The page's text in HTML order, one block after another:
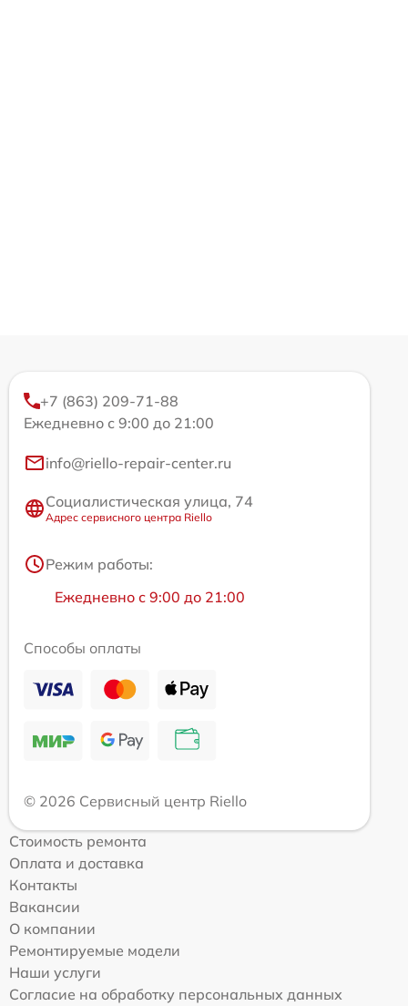
+7 (863) 209-71-88
Ежедневно с 9:00 до 21:00
info@riello-repair-center.ru
Социалистическая улица, 74
Адрес сервисного центра Riello
Режим работы:
Ежедневно с 9:00 до 21:00
Способы оплаты
© 2026 Сервисный центр Riello
Стоимость ремонта
Оплата и доставка
Контакты
Вакансии
О компании
Ремонтируемые модели
Наши услуги
Согласие на обработку персональных данных